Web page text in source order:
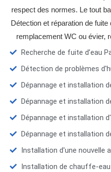
respect des normes. Le tout
Détection et réparation de fuite
remplacement WC ou évier,
Recherche de fuite d’eau
Détection de problèmes
Dépannage et installation
Dépannage et installation
Dépannage et installation
Dépannage et installation
Installation d'une nouvelle
Installation de chauffe-eau